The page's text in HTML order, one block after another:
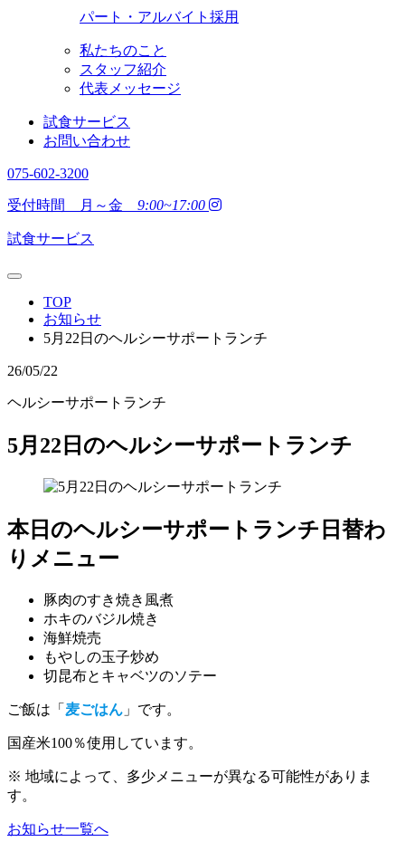
パート・アルバイト採用
私たちのこと
スタッフ紹介
代表メッセージ
試食サービス
お問い合わせ
075-602-3200
受付時間 月～金 9:00~17:00
試食サービス
TOP
お知らせ
5月22日のヘルシーサポートランチ
26/05/22
ヘルシーサポートランチ
5月22日のヘルシーサポートランチ
本日のヘルシーサポートランチ日替わ
りメニュー
豚肉のすき焼き風煮
ホキのバジル焼き
海鮮焼売
もやしの玉子炒め
切昆布とキャベツのソテー
ご飯は「 麦ごはん 」です。
国産米100％使用しています。
※ 地域によって、多少メニューが異なる可能性がありま
す。
お知らせ一覧へ